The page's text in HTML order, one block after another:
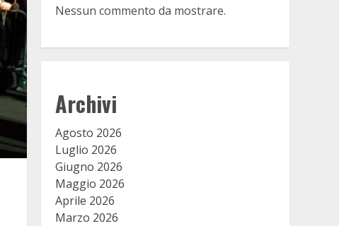
Nessun commento da mostrare.
Archivi
Agosto 2026
Luglio 2026
Giugno 2026
Maggio 2026
Aprile 2026
Marzo 2026